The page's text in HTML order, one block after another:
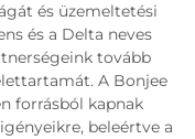
és üzemeltetési
és a Delta neves
tovább
A Bonjee
forrásból kapnak
beleértve a